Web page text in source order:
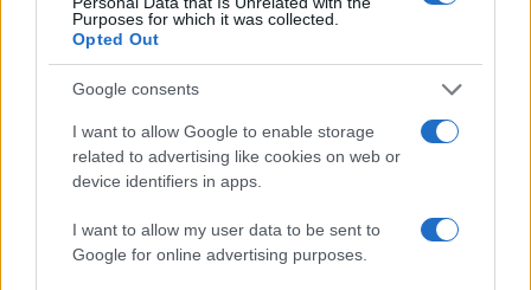
Purposes for which it was collected.
Opted Out
Google consents
I want to allow Google to enable storage
related to advertising like cookies on web or
device identifiers in apps.
I want to allow my user data to be sent to
Google for online advertising purposes.
Inon Rozenblum a bazsalikomot növesztő üvegházban, Fotó: Abigail
Klein Leichman